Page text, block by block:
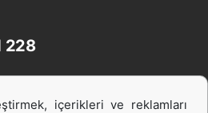
228
içerikleri ve reklamları